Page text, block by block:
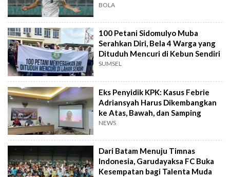
BOLA
100 Petani Sidomulyo Muba
Serahkan Diri, Bela 4 Warga yang
Dituduh Mencuri di Kebun Sendiri
SUMSEL
Eks Penyidik KPK: Kasus Febrie
Adriansyah Harus Dikembangkan
ke Atas, Bawah, dan Samping
NEWS
Dari Batam Menuju Timnas
Indonesia, Garudayaksa FC Buka
Kesempatan bagi Talenta Muda